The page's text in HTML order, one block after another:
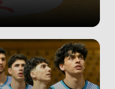
İsveç millisi çempionatın bürünc
5-cisi olub. Şimali Makedoniya
yığması isə ilk onluqda qərarlaşaraq
çempionatı 9-cu sırada bitirib.
Millimiz çempionat boyu göstərdiyi
əzmkar oyun sayəsində ümumi
sıralamada düz 10 ölkəni geridə